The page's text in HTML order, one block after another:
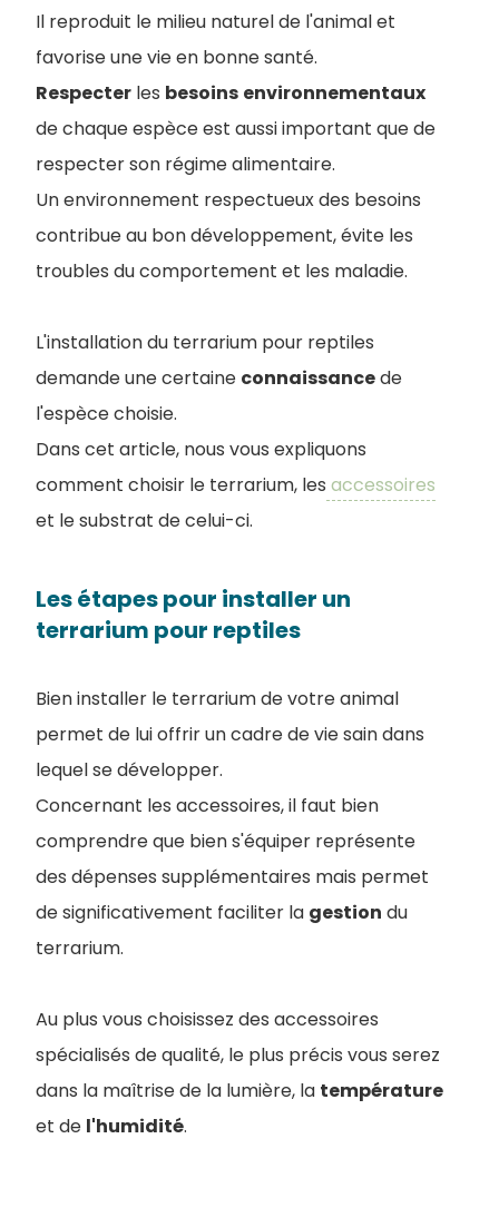
Il reproduit le milieu naturel de l'animal et
favorise une vie en bonne santé.
Respecter les besoins environnementaux
de chaque espèce est aussi important que de
respecter son régime alimentaire.
Un environnement respectueux des besoins
contribue au bon développement, évite les
troubles du comportement et les maladie.
L'installation du terrarium pour reptiles
demande une certaine connaissancede
l'espèce choisie.
Dans cet article, nous vous expliquons
comment choisir le terrarium, les accessoires
et le substrat de celui-ci.
Les étapes pour installer un
terrarium pour reptiles
Bien installer le terrarium de votre animal
permet de lui offrir un cadre de vie sain dans
lequel se développer.
Concernant les accessoires, il faut bien
comprendre que bien s'équiper représente
des dépenses supplémentaires mais permet
de significativement faciliter la gestion du
terrarium.
Au plus vous choisissez des accessoires
spécialisés de qualité, le plus précis vous serez
dans la maîtrise de la lumière, la température
et de l'humidité.